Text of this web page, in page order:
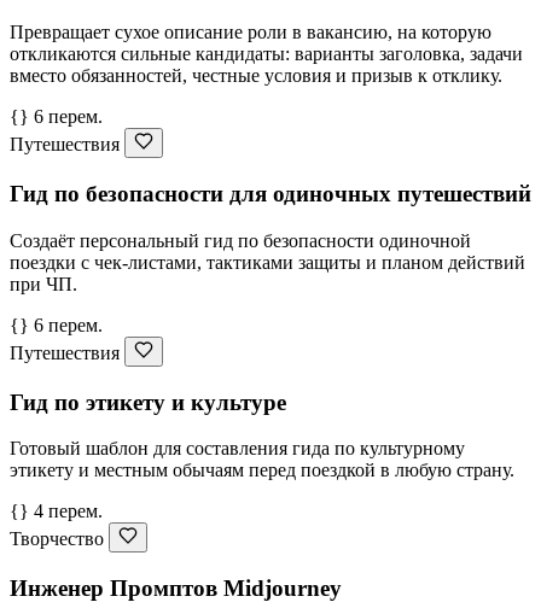
Превращает сухое описание роли в вакансию, на которую
откликаются сильные кандидаты: варианты заголовка, задачи
вместо обязанностей, честные условия и призыв к отклику.
{} 6 перем.
Путешествия
Гид по безопасности для одиночных путешествий
Создаёт персональный гид по безопасности одиночной
поездки с чек-листами, тактиками защиты и планом действий
при ЧП.
{} 6 перем.
Путешествия
Гид по этикету и культуре
Готовый шаблон для составления гида по культурному
этикету и местным обычаям перед поездкой в любую страну.
{} 4 перем.
Творчество
Инженер Промптов Midjourney